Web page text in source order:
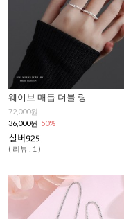
웨이브 매듭 더블 링
72,000원
36,000원 50%
( 리뷰 : 1 )